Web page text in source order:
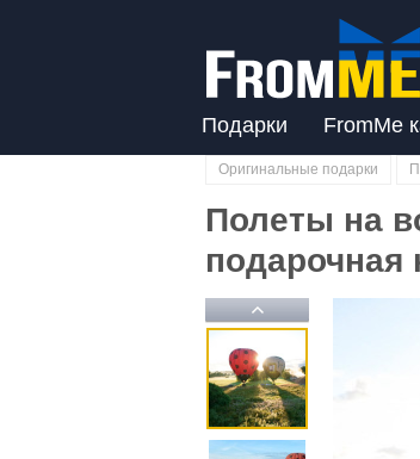
Подарки FromMe
Оригинальные подарки
Полеты на
подарочная
Previous